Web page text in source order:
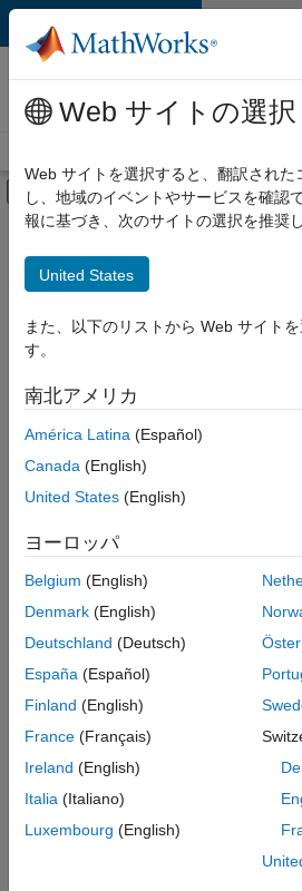
コンテンツへスキップ
MathWorks 採用
情報
オフキャンバス ナ
メインコンテンツ
絞り込み条件
グローバリゼーション
インフラストラクチャとアーキテクチャ
プログラム管理
リリース エンジニアリング
Web アプリケーションとサービス
現
こ
の
索
件
一
致
る
求
は
あ
り
ま
せ
ん。
Web サイトの選択
Web サイトを選択すると、翻訳された
し、地域のイベントやサービスを確認
報に基づき、次のサイトの選択を推奨
United States
また、以下のリストから Web サイト
す。
南北アメリカ
América Latina (Español)
Canada (English)
United States (English)
ヨーロッパ
Belgium (English)
Denmark (English)
Deutschland (Deutsch)
España (Español)
Finland (English)
France (Français)
Ireland (English)
Italia (Italiano)
Luxembourg (English)